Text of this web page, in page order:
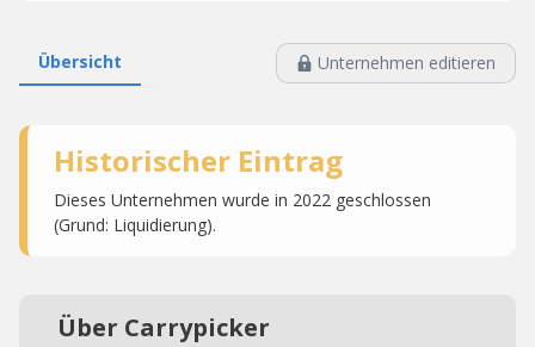
Übersicht Unternehmen editieren
Historischer Eintrag
Dieses Unternehmen wurde in 2022 geschlossen
(Grund: Liquidierung).
Über Carrypicker